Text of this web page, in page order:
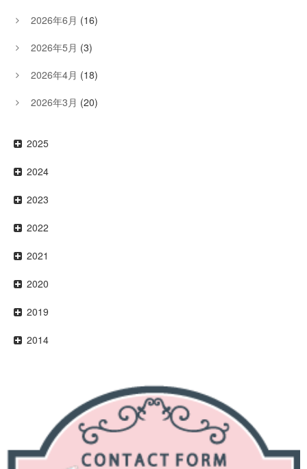
2026年6月 (16)
2026年5月 (3)
2026年4月 (18)
2026年3月 (20)
2025
2024
2023
2022
2021
2020
2019
2014